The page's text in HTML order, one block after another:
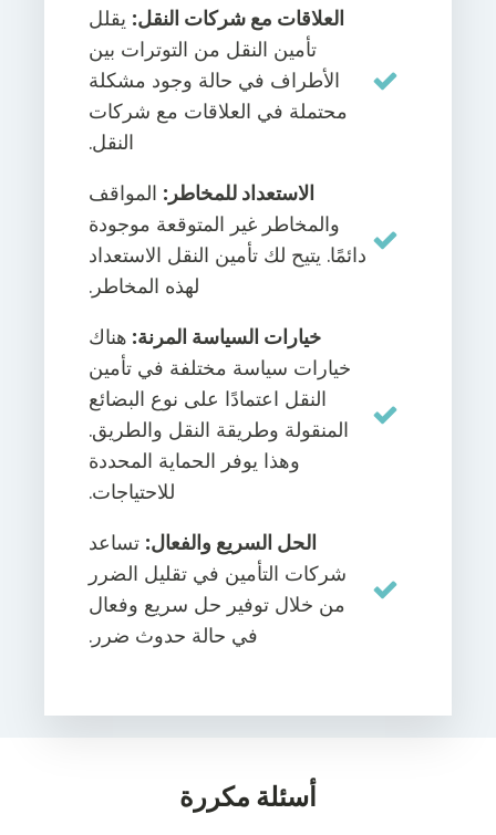
العلاقات مع شركات النقل: يقلل
تأمين النقل من التوترات بين
الأطراف في حالة وجود مشكلة
محتملة في العلاقات مع شركات
النقل.
الاستعداد للمخاطر: المواقف
والمخاطر غير المتوقعة موجودة
دائمًا. يتيح لك تأمين النقل الاستعداد
لهذه المخاطر.
خيارات السياسة المرنة: هناك
خيارات سياسة مختلفة في تأمين
النقل اعتمادًا على نوع البضائع
المنقولة وطريقة النقل والطريق.
وهذا يوفر الحماية المحددة
للاحتياجات.
الحل السريع والفعال: تساعد
شركات التأمين في تقليل الضرر
من خلال توفير حل سريع وفعال
في حالة حدوث ضرر.
أسئلة مكررة